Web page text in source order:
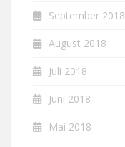
September 2018
August 2018
Juli 2018
Juni 2018
Mai 2018